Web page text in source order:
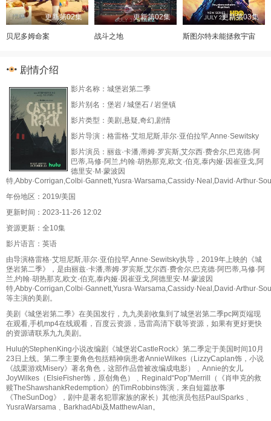
更新第02集
贝尼多姆命案
更新第02集
战斗之地
更新第03集
斯图尔特未能拯救宇宙
剧情介绍
影片名称：城堡岩第二季
影片别名：堡岩 / 城堡石 / 岩堡镇
影片类型：美剧,悬疑,奇幻,剧情
影片导演：格雷格·艾坦尼斯,菲尔·亚伯拉罕,Anne·Sewitsky
影片演员：丽兹·卡潘,蒂姆·罗宾斯,艾尔西·费舍尔,巴克德·阿
巴蒂,马修·阿兰,约翰·胡热那克,欧文·伯克,泰内娅·因崔亚戈,阿
德里安·M·蒙波因
特
年份地区：2019/美国
更新时间：2023-11-26 12:02
资源更新：全10集
影片语言：英语
由导演格雷格·艾坦尼斯,菲尔·亚伯拉罕,Anne·Sewitsky执导，2019年上映的《城
堡岩第二季》，是由丽兹·卡潘,蒂姆·罗宾斯,艾尔西·费舍尔,巴克德·阿巴蒂,马修·阿
兰,约翰·胡热那克,欧文·伯克,泰内娅·因崔亚戈,阿德里安·M·蒙波因
特
等主演的美剧。
美剧《城堡岩第二季》在美国发行，九九美剧收集到了城堡岩第二季pc网页端现
在观看,手机mp4在线观看，百度云资源，迅雷高清下载等资源，如果有更好更快
的资源请联系九九美剧。
Hulu的StephenKing小说改编剧《城堡岩CastleRock》第二季定于美国时间10月
23日上线。第二季主要角色包括精神病患者AnnieWilkes（LizzyCaplan饰，小说
《战栗游戏Misery》著名角色，这部作品曾被改编成电影）﹑Annie的女儿
JoyWilkes（ElsieFisher饰，原创角色）﹑Reginald“Pop”Merrill（《肖申克的救
赎TheShawshankRedemption》的TimRobbins饰演，来自短篇故事
《TheSunDog》，剧中是著名犯罪家族的家长）其他演员包括PaulSparks﹑
YusraWarsama﹑BarkhadAbi及MatthewAlan。